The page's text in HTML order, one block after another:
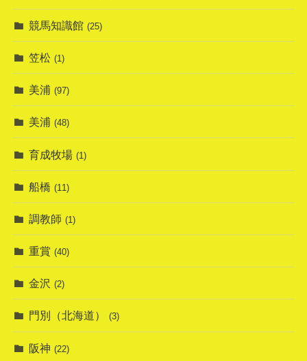
競馬知識館 (25)
笠松 (1)
美浦 (97)
美浦 (48)
育成牧場 (1)
船橋 (11)
調教師 (1)
重賞 (40)
金沢 (2)
門別（北海道） (3)
阪神 (22)